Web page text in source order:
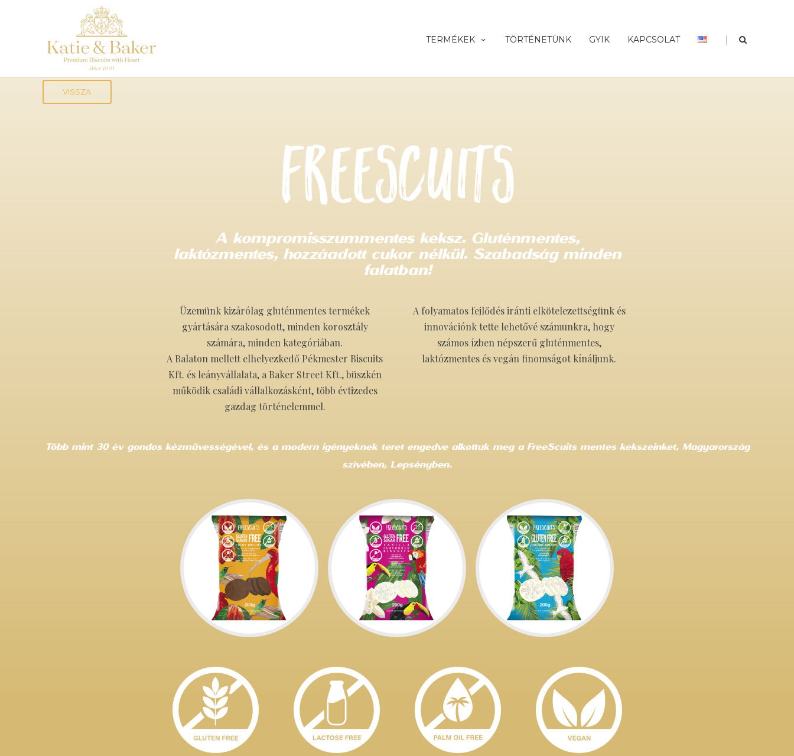
TERMÉKEK TÖRTÉNETÜNK GYIK KAPCSOLAT |
VISSZA
A kompromisszummentes keksz. Gluténmentes,
laktózmentes, hozzáadott cukor nélkül. Szabadság minden
falatban!
Üzemünk kizárólag gluténmentes termékek
gyártására szakosodott, minden korosztály
számára, minden kategóriában.
A Balaton mellett elhelyezkedő Pékmester Biscuits
Kft. és leányvállalata, a Baker Street Kft., büszkén
működik családi vállalkozásként, több évtizedes
gazdag történelemmel.
A folyamatos fejlődés iránti elkötelezettségünk és
innovációnk tette lehetővé számunkra, hogy
számos ízben népszerű gluténmentes,
laktózmentes és vegán finomságot kínáljunk.
Több mint 30 év gondos kézművességével, és a modern igényeknek teret engedve alkottuk meg a FreeScuits mentes kekszeinket, Magyarország
szívében, Lepsényben.